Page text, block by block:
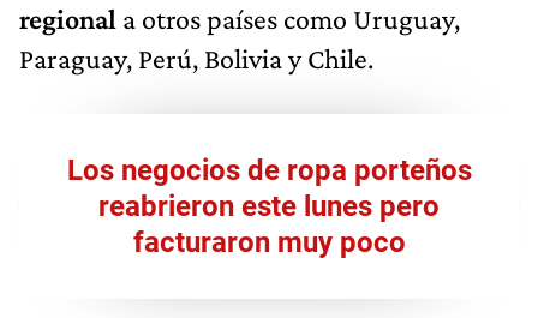
regional a otros países como Uruguay,
Paraguay, Perú, Bolivia y Chile.
Los negocios de ropa porteños
reabrieron este lunes pero
facturaron muy poco